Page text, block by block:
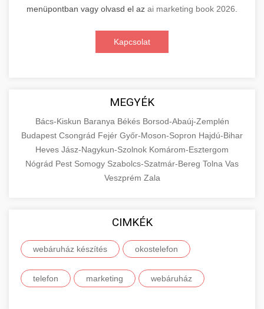
menüpontban vagy olvasd el az ai marketing book 2026
Kapcsolat
MEGYÉK
Bács-Kiskun Baranya Békés Borsod-Abaúj-Zemplén
Budapest Csongrád Fejér Győr-Moson-Sopron Hajdú-Bihar
Heves Jász-Nagykun-Szolnok Komárom-Esztergom
Nógrád Pest Somogy Szabolcs-Szatmár-Bereg Tolna Vas
Veszprém Zala
CIMKÉK
webáruház készítés okostelefon
telefon marketing webáruház